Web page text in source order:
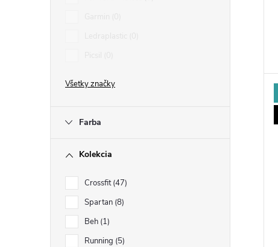
Všetky značky
Farba
Kolekcia
Crossfit 47
Spartan 8
Beh 1
Running 5